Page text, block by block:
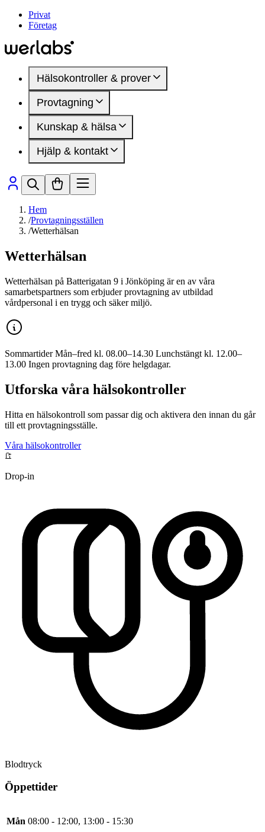
Privat
Företag
Hälsokontroller & prover
Hälsokontroller
Kvinnohälsa
Manlig hälsa
DEXA-undersökning
Mindre blodprov
Hälsomarkörer
Medlemskap
Presentkort
Provtagning
Provtagningsställen
Inför provtagning
Kunskap & hälsa
Artiklar
Hälsoområden
Sjukdomar & besvär
Hälsomarkörer
Hjälp & kontakt
Så fungerar det
Vanliga frågor
Hem
/Provtagningsställen
/Wetterhälsan
Wetterhälsan
Wetterhälsan på Batterigatan 9 i Jönköping är en av våra
samarbetspartners som erbjuder provtagning av utbildad
vårdpersonal i en trygg och säker miljö.
Sommartider Mån–fred kl. 08.00–14.30 Lunchstängt kl. 12.00–
13.00 Ingen provtagning dag före helgdagar.
Utforska våra hälsokontroller
Hitta en hälsokontroll som passar dig och aktivera den innan du går
till ett provtagningsställe.
Våra hälsokontroller
Drop-in
Blodtryck
Öppettider
Mån 08:00 - 12:00, 13:00 - 15:30